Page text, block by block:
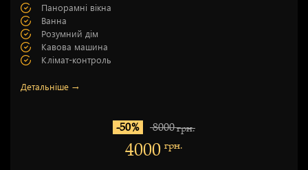
Панорамні вікна
Ванна
Розумний дім
Кавова машина
Клімат-контроль
Детальніше →
-50% 8000грн.
4000 грн.